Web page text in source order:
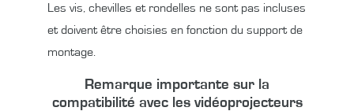
Les vis, chevilles et rondelles ne sont pas incluses
et doivent être choisies en fonction du support de
montage.
Remarque importante sur la
compatibilité avec les vidéoprojecteurs